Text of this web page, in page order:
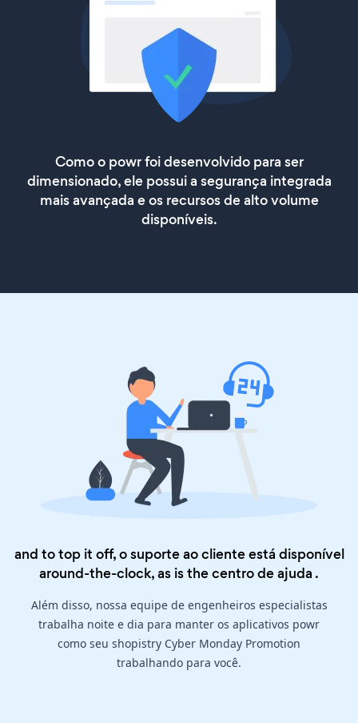
Como o powr foi desenvolvido para ser
dimensionado, ele possui a segurança integrada
mais avançada e os recursos de alto volume
disponíveis.
and to top it off, o suporte ao cliente está disponível
around-the-clock, as is thecentro de ajuda .
Além disso, nossa equipe de engenheiros especialistas
trabalha noite e dia para manter os aplicativos powr
como seu shopistry Cyber Monday Promotion
trabalhando para você.